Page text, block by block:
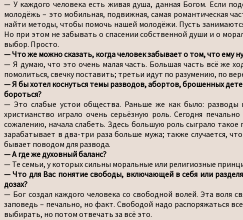
— У каждого человека есть живая душа, данная Богом. Если
молодёжь – это мобильная, подвижная, самая романтическая
найти методы, чтобы помочь нашей молодёжи. Пусть
Но при этом не забывать о спасении собственной души и о
выбор. Просто.
— Что же можно сказать, когда человек забывает о том, что ему
— Я думаю, что это очень малая часть. Большая часть всё же
помолиться, свечку поставить; третьи идут по разумению, по
— Я бы хотел коснуться темы разводов, абортов, брошенных
бороться?
— Это слабые устои общества. Раньше же как было:
христианство играло очень серьёзную роль. Сегодня
сожалению, начала слабеть. Здесь большую роль сыграло
зарабатывает в два-три раза больше мужа; также случается,
бывает поводом для развода.
— А где же духовный баланс?
— Те семьи, у которых сильны моральные или религиозные
— Что для Вас понятие свободы, включающей в себя или
дозах?
— Бог создал каждого человека со свободной волей. Эта воля
заповедь – печально, но факт. Свободой надо распоряжаться
выбирать, но потом отвечать за всё это.